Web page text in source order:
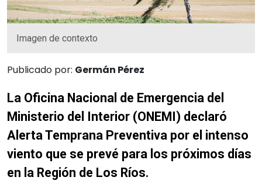
Imagen de contexto
Publicado por: Germán Pérez
La Oficina Nacional de Emergencia del
Ministerio del Interior (ONEMI) declaró
Alerta Temprana Preventiva por el intenso
viento que se prevé para los próximos días
en la Región de Los Ríos.